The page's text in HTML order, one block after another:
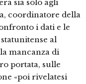
sia solo agli
coordinatore della
i dati e le
al
mancanza di
portata, sulle
«poi rivelatesi